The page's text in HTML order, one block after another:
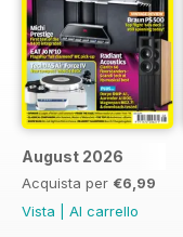
August 2026
Acquista per €6,99
Vista
Al carrello